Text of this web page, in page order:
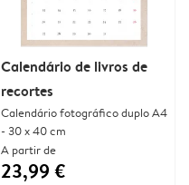
Calendário de livros de
recortes
Calendário fotográfico duplo A4
- 30 x 40 cm
A partir de
23,99 €